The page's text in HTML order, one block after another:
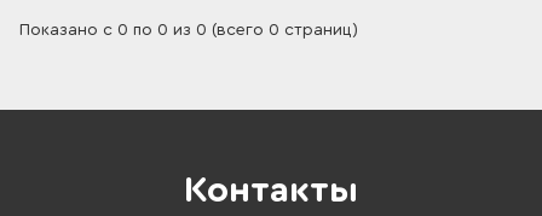
Показано с 0 по 0 из 0 (всего 0 страниц)
Контакты